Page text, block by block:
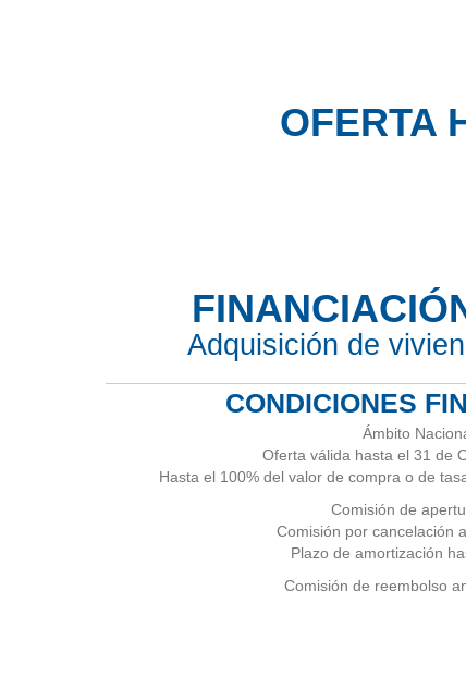
OFERTA
Adquisición de
CONDICIONES
Ámbito
Oferta válida hasta el 31 de
Hasta el 100% del valor de compra o de
Comisión de
Comisión por cancelación
Plazo de amortización
Comisión de reembolso